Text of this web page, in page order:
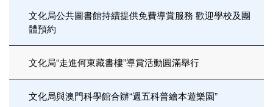
文化局公共圖書館持續提供免費導賞服務 歡迎學校及團
體預約
文化局“走進何東藏書樓”導賞活動圓滿舉行
文化局與澳門科學館合辦“週五科普繪本遊樂園”